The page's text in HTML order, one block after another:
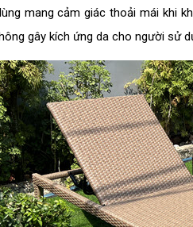
mang cảm giác thoải mái khi
gây kích ứng da cho người sử